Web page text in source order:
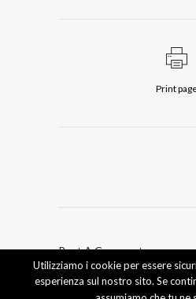
Print
Post A Comment
Devi essereconnessoper
Utilizziamo i cookie per essere
esperienza sul nostro sito. Se